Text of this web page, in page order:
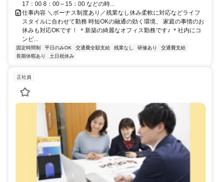
17：00 8：00～15：00 などの時...
仕事内容 ＼ボーナス制度あり／残業なし休み柔軟に対応などライフ
スタイルに合わせて勤務 時短OKの融通の効く環境、 家庭の事情のお
休みも対応OKです！ ＊新築の綺麗なオフィス勤務です♪ ＊社内にコ
ンビ...
固定時間制 平日のみOK 交通費全額支給 残業なし 研修あり
交通費支給
長期休暇あり
土日祝休み
正社員